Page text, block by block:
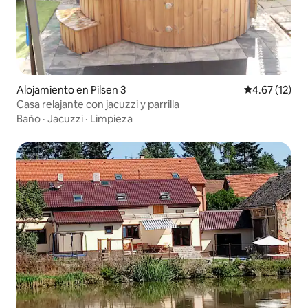
Alojamiento en Pilsen 3 Calificación
4.67 (12)
Casa relajante con jacuzzi y parrilla
Baño · Jacuzzi · Limpieza